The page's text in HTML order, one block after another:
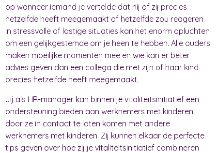
op wanneer iemand je vertelde dat hij of zij precies
hetzelfde heeft meegemaakt of hetzelfde zou reageren.
In stressvolle of lastige situaties kan het enorm opluchten
om een gelijkgestemde om je heen te hebben. Alle ouders
maken moeilijke momenten mee en wie kan er beter
advies geven dan een collega die met zijn of haar kind
precies hetzelfde heeft meegemaakt.
Jij als HR-manager kan binnen je vitaliteitsinitiatief een
ondersteuning bieden aan werknemers met kinderen
door ze in contact te laten komen met andere
werknemers met kinderen. Zij kunnen elkaar de perfecte
tips geven over hoe zij je vitaliteitsinitiatief combineren